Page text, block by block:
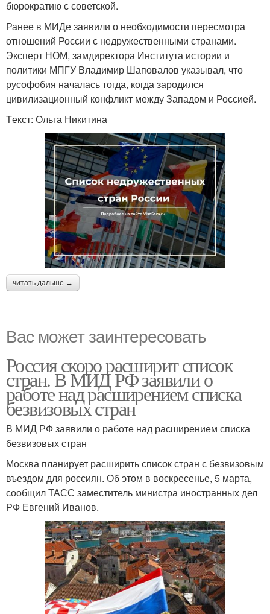
бюрократию с советской.
Ранее в МИДе заявили о необходимости пересмотра
отношений России с недружественными странами.
Эксперт НОМ, замдиректора Института истории и
политики МПГУ Владимир Шаповалов указывал, что
русофобия началась тогда, когда зародился
цивилизационный конфликт между Западом и Россией.
Tекст: Ольга Никитина
читать дальше →
Вас может заинтересовать
Россия скоро расширит список
стран. В МИД РФ заявили о
работе над расширением списка
безвизовых стран
В МИД РФ заявили о работе над расширением списка
безвизовых стран
Москва планирует расширить список стран с безвизовым
въездом для россиян. Об этом в воскресенье, 5 марта,
сообщил ТАСС заместитель министра иностранных дел
РФ Евгений Иванов.